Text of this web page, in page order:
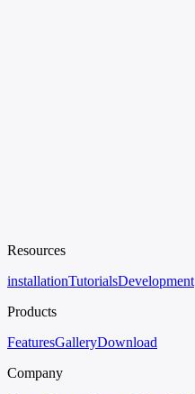
Resources
installationTutorialsDevelopment
Products
FeaturesGalleryDownload
Company